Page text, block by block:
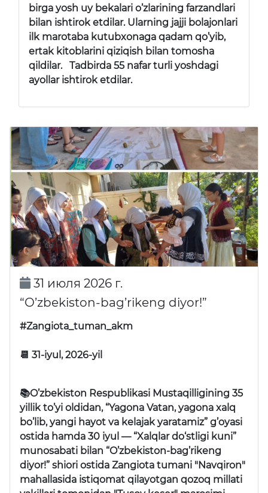
birga yosh uy bekalari o’zlarining farzandlari
bilan ishtirok etdilar. Ularning jajji bolajonlari
ilk marotaba kutubxonaga qadam qo’yib,
ertak kitoblarini qiziqish bilan tomosha
qildilar. Tadbirda 55 nafar turli yoshdagi
ayollar ishtirok etdilar.
31 июля 2026 г.
“O’zbekiston-bag’rikeng diyor!”
#Zangiota_tuman_akm
📆 31-iyul, 2026-yil
📚O’zbekiston Respublikasi Mustaqilligining 35
yillik to’yi oldidan, “Yagona Vatan, yagona xalq
bo’lib, yangi hayot va kelajak yaratamiz” g’oyasi
ostida hamda 30 iyul — “Xalqlar do‘stligi kuni”
munosabati bilan “O’zbekiston-bag’rikeng
diyor!” shiori ostida Zangiota tumani "Navqiron"
mahallasida istiqomat qilayotgan qozoq millati